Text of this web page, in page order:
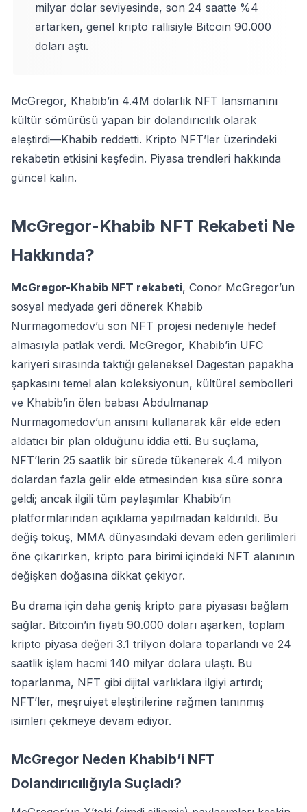
milyar dolar seviyesinde, son 24 saatte %4
artarken, genel kripto rallisiyle Bitcoin 90.000
doları aştı.
McGregor, Khabib’in 4.4M dolarlık NFT lansmanını
kültür sömürüsü yapan bir dolandırıcılık olarak
eleştirdi—Khabib reddetti. Kripto NFT’ler üzerindeki
rekabetin etkisini keşfedin. Piyasa trendleri hakkında
güncel kalın.
McGregor-Khabib NFT Rekabeti Ne
Hakkında?
McGregor-Khabib NFT rekabeti, Conor McGregor’un
sosyal medyada geri dönerek Khabib
Nurmagomedov’u son NFT projesi nedeniyle hedef
almasıyla patlak verdi. McGregor, Khabib’in UFC
kariyeri sırasında taktığı geleneksel Dagestan papakha
şapkasını temel alan koleksiyonun, kültürel sembolleri
ve Khabib’in ölen babası Abdulmanap
Nurmagomedov’un anısını kullanarak kâr elde eden
aldatıcı bir plan olduğunu iddia etti. Bu suçlama,
NFT’lerin 25 saatlik bir sürede tükenerek 4.4 milyon
dolardan fazla gelir elde etmesinden kısa süre sonra
geldi; ancak ilgili tüm paylaşımlar Khabib’in
platformlarından açıklama yapılmadan kaldırıldı. Bu
değiş tokuş, MMA dünyasındaki devam eden gerilimleri
öne çıkarırken, kripto para birimi içindeki NFT alanının
değişken doğasına dikkat çekiyor.
Bu drama için daha geniş kripto para piyasası bağlam
sağlar. Bitcoin’in fiyatı 90.000 doları aşarken, toplam
kripto piyasa değeri 3.1 trilyon dolara toparlandı ve 24
saatlik işlem hacmi 140 milyar dolara ulaştı. Bu
toparlanma, NFT gibi dijital varlıklara ilgiyi artırdı;
NFT’ler, meşruiyet eleştirilerine rağmen tanınmış
isimleri çekmeye devam ediyor.
McGregor Neden Khabib’i NFT
Dolandırıcılığıyla Suçladı?